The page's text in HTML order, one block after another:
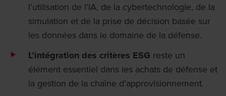
l’utilisation de l’IA, de la cybertechnologie, de la
simulation et de la prise de décision basée sur
les données dans le domaine de la défense.
L’intégration des critères ESG reste un
élément essentiel dans les achats de défense et
la gestion de la chaîne d’approvisionnement.